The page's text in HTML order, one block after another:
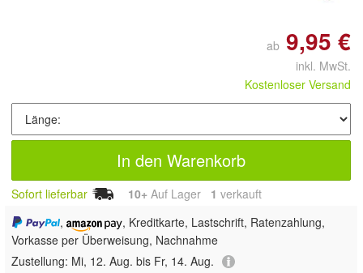
ab 9,95 €
inkl. MwSt.
Kostenloser Versand
In den Warenkorb
Sofort lieferbar 10+ Auf Lager 1 verkauft
,
, Kreditkarte, Lastschrift, Ratenzahlung,
Vorkasse per Überweisung, Nachnahme
Zustellung: Mi, 12. Aug. bis Fr, 14. Aug.